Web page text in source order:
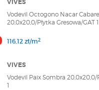
VIVES
Vodevil Octogono Nacar
20,0x20,0/Płytka Gresowa/GAT 1
116,12 zł/m2
VIVES
Vodevil Paix Sombra 20,0x20,0/
1